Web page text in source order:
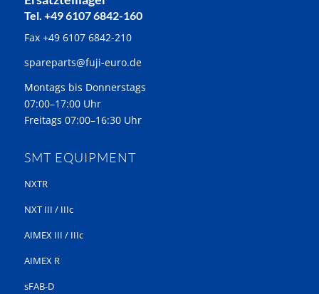
Tel. +49 6107 6842-160
Fax +49 6107 6842-210
spareparts@fuji-euro.de
Montags bis Donnerstags
07:00–17:00 Uhr
Freitags 07:00–16:30 Uhr
SMT EQUIPMENT
NXTR
NXT III / IIIc
AIMEX III / IIIc
AIMEX R
sFAB-D